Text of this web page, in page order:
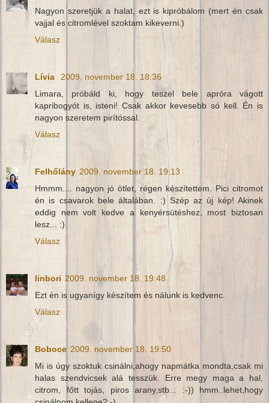
Nagyon szeretjük a halat, ezt is kipróbálom (mert én csak
vajjal és citromlével szoktam kikeverni.)
Válasz
Lívia
2009. november 18. 18:36
Limara, próbáld ki, hogy teszel bele apróra vágott
kapribogyót is, isteni! Csak akkor kevesebb só kell. Én is
nagyon szeretem pirítóssal.
Válasz
Felhőlány 2009. november 18. 19:13
Hmmm.... nagyon jó ötlet, régen készítettem. Pici citromot
én is csavarok bele általában. :) Szép az új kép! Akinek
eddig nem volt kedve a kenyérsütéshez, most biztosan
lesz... :)
Válasz
linbori 2009. november 18. 19:48
Ezt én is ugyanígy készítem és nálunk is kedvenc.
Válasz
Boboce 2009. november 18. 19:50
Mi is úgy szoktuk csinálni,ahogy napmátka mondta,csak mi
halas szendvicsek alá tesszük. Erre megy maga a hal,
citrom, főtt tojás, piros arany,stb... :-)) hmm..lehet,hogy